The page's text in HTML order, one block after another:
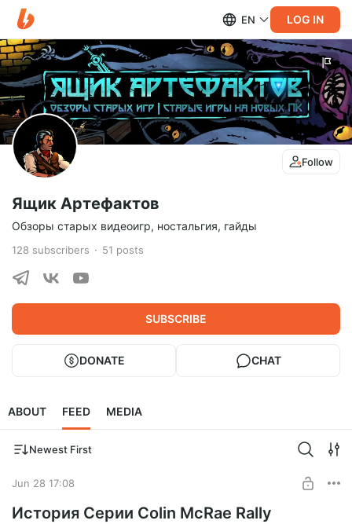
EN LOG IN
Follow
Ящик Артефактов
Обзоры старых видеоигр, ностальгия, гайды
128 subscribers 51 posts
SUBSCRIBE
DONATE CHAT
ABOUT FEED MEDIA
Newest First
Jun 28 17:08
История Серии Colin McRae Rally